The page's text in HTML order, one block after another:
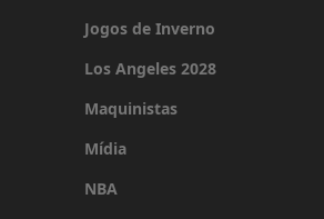
Jogos de Inverno
Los Angeles 2028
Maquinistas
Mídia
NBA